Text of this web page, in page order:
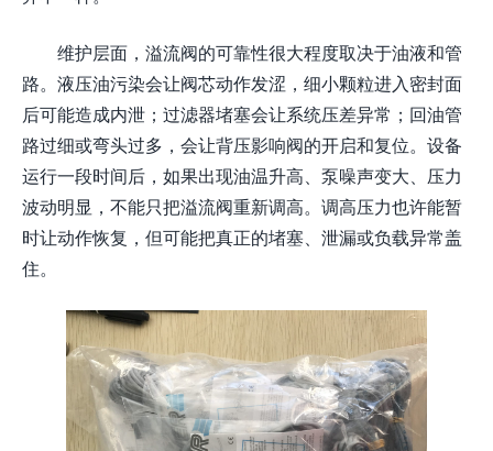
维护层面，溢流阀的可靠性很大程度取决于油液和管
路。液压油污染会让阀芯动作发涩，细小颗粒进入密封面
后可能造成内泄；过滤器堵塞会让系统压差异常；回油管
路过细或弯头过多，会让背压影响阀的开启和复位。设备
运行一段时间后，如果出现油温升高、泵噪声变大、压力
波动明显，不能只把溢流阀重新调高。调高压力也许能暂
时让动作恢复，但可能把真正的堵塞、泄漏或负载异常盖
住。